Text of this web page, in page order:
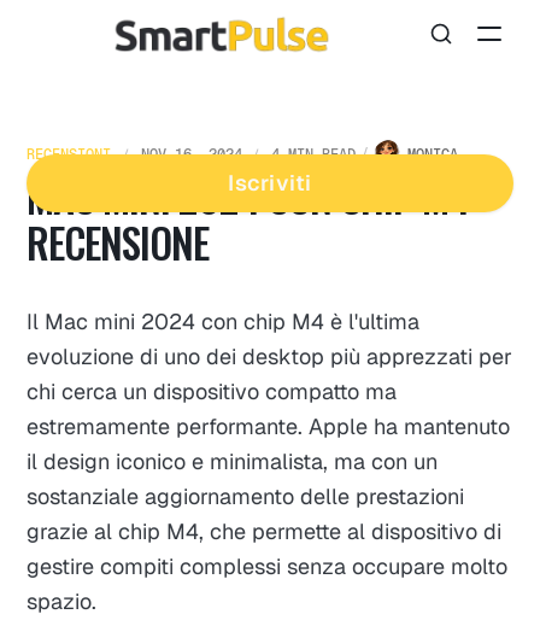
Iscriviti
RECENSIONI NOV 16, 2024 4 MIN READ MONICA
MAC MINI 2024 CON CHIP M4 -
RECENSIONE
Il Mac mini 2024 con chip M4 è l'ultima
evoluzione di uno dei desktop più apprezzati per
chi cerca un dispositivo compatto ma
estremamente performante. Apple ha mantenuto
il design iconico e minimalista, ma con un
sostanziale aggiornamento delle prestazioni
grazie al chip M4, che permette al dispositivo di
gestire compiti complessi senza occupare molto
spazio.